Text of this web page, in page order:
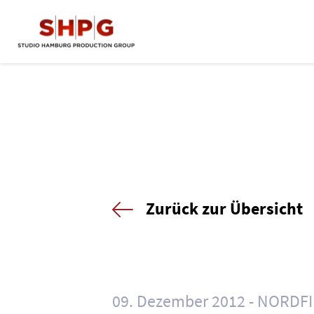
Zurück zur Übersicht
09. Dezember 2012